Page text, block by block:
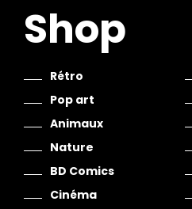
Shop
Rétro
Pop art
Animaux
Nature
BD Comics
Cinéma